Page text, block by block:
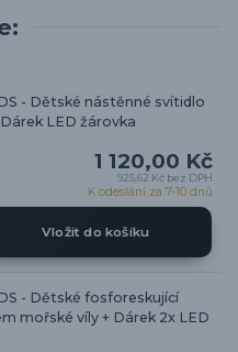
- Dětské nástěnné svítidlo
LED žárovka
1 120,00 Kč
925,62 Kč bez DPH
K odeslání za 7-10 dnů
Vložit do košíku
- Dětské fosforeskující
mořské víly + Dárek 2x LED